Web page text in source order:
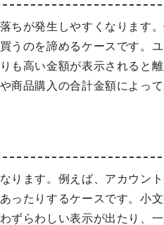
ちが発生しやすくなります。
うのを諦めるケースです。
も高い金額が表示されると
商品購入の合計金額によっ
ります。例えば、アカウン
ったりするケースです。小
ずらわしい表示が出たり、